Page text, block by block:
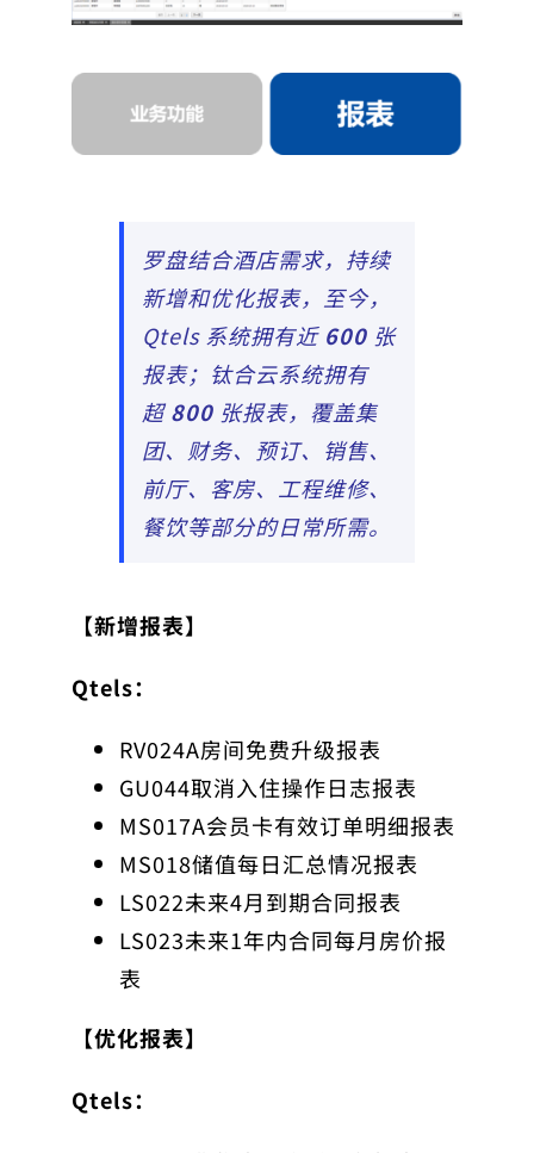
罗盘结合酒店需求，持续
新增和优化报表，至今，
Qtels 系统拥有近600 张
报表；钛合云系统拥有
超800 张报表，覆盖集
团、财务、预订、销售、
前厅、客房、工程维修、
餐饮等部分的日常所需。
【新增报表】
Qtels：
RV024A房间免费升级报表
GU044取消入住操作日志报表
MS017A会员卡有效订单明细报表
MS018储值每日汇总情况报表
LS022未来4月到期合同报表
LS023未来1年内合同每月房价报
表
【优化报表】
Qtels：